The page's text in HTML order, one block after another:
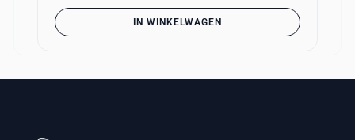
IN WINKELWAGEN